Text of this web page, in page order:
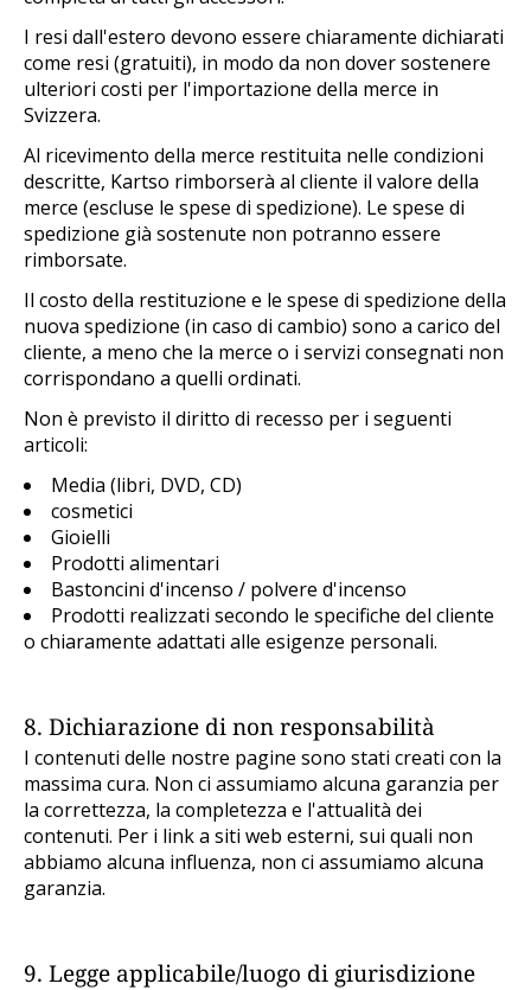
I resi dall'estero devono essere chiaramente dichiarati
come resi (gratuiti), in modo da non dover sostenere
ulteriori costi per l'importazione della merce in
Svizzera.
Al ricevimento della merce restituita nelle condizioni
descritte, Kartso rimborserà al cliente il valore della
merce (escluse le spese di spedizione). Le spese di
spedizione già sostenute non potranno essere
rimborsate.
Il costo della restituzione e le spese di spedizione della
nuova spedizione (in caso di cambio) sono a carico del
cliente, a meno che la merce o i servizi consegnati non
corrispondano a quelli ordinati.
Non è previsto il diritto di recesso per i seguenti
articoli:
Media (libri, DVD, CD)
cosmetici
Gioielli
Prodotti alimentari
Bastoncini d'incenso / polvere d'incenso
Prodotti realizzati secondo le specifiche del cliente
o chiaramente adattati alle esigenze personali.
8. Dichiarazione di non responsabilità
I contenuti delle nostre pagine sono stati creati con la
massima cura. Non ci assumiamo alcuna garanzia per
la correttezza, la completezza e l'attualità dei
contenuti. Per i link a siti web esterni, sui quali non
abbiamo alcuna influenza, non ci assumiamo alcuna
garanzia.
9. Legge applicabile/luogo di giurisdizione